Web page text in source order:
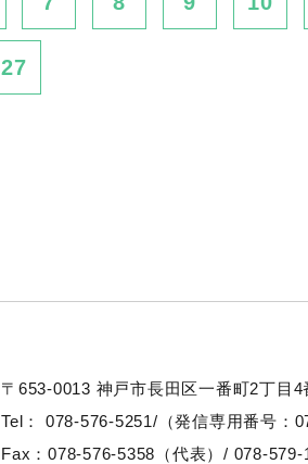
27
〒653-0013 神戸市長田区一番町2丁目4
Tel：
078-576-5251/（発信専用番号：
Fax：078-576-5358（代表）/ 078-579-